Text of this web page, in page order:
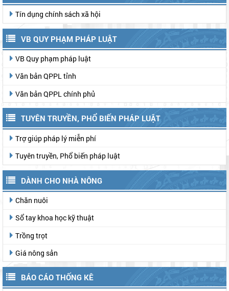
Tín dụng chính sách xã hội
VB QUY PHẠM PHÁP LUẬT
VB Quy phạm pháp luật
Văn bản QPPL tỉnh
Văn bản QPPL chính phủ
TUYÊN TRUYỀN, PHỔ BIẾN PHÁP LUẬT
Trợ giúp pháp lý miễn phí
Tuyên truyền, Phổ biến pháp luật
DÀNH CHO NHÀ NÔNG
Chăn nuôi
Sổ tay khoa học kỹ thuật
Trồng trọt
Giá nông sản
BÁO CÁO THỐNG KÊ